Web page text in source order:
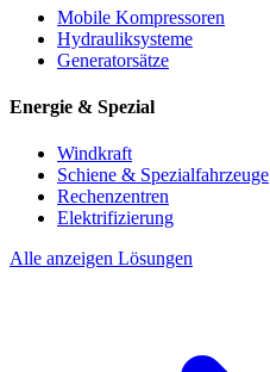
Mobile Kompressoren
Hydrauliksysteme
Generatorsätze
Energie & Spezial
Windkraft
Schiene & Spezialfahrzeuge
Rechenzentren
Elektrifizierung
Alle anzeigen Lösungen